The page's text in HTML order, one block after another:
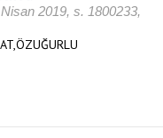
2019, s. 1800233,